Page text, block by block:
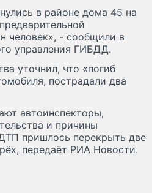
в районе дома 45 на
человек», - сообщили в
управления ГИБДД.
уточнил, что «погиб
пострадали два
автоинспекторы,
и причины
пришлось перекрыть две
передаёт РИА Новости.